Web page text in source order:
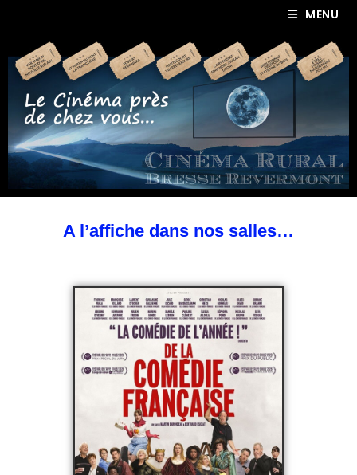
MENU
A l’affiche dans nos salles…